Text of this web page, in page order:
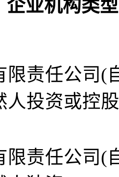
企业机构类型
限责任公司(
人投资或控
限责任公司(